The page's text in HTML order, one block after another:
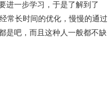
进一步学习，于是了解到了
常长时间的优化，慢慢的通过
是吧，而且这种人一般都不缺